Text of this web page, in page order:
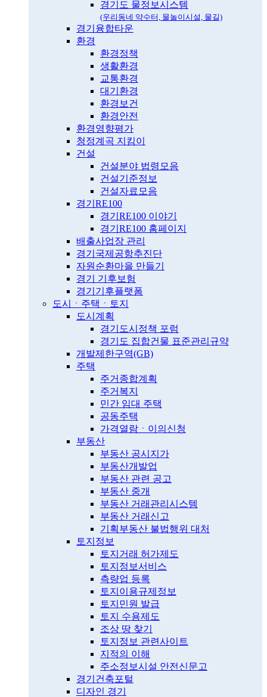
경기도 물정보시스템
(우리동네 약수터, 물놀이시설, 물길)
경기융합타운
환경
환경정책
생활환경
교통환경
대기환경
환경보건
환경안전
환경영향평가
청정계곡 지킴이
건설
건설분야 법령모음
건설기준정보
건설자료모음
경기RE100
경기RE100 이야기
경기RE100 홈페이지
배출사업장 관리
경기국제공항추진단
자원순환마을 만들기
경기 기후보험
경기기후플랫폼
도시ㆍ주택ㆍ토지
도시계획
경기도시정책 포럼
경기도 집합건물 표준관리규약
개발제한구역(GB)
주택
주거종합계획
주거복지
민간 임대 주택
공동주택
가격열람ㆍ이의신청
부동산
부동산 공시지가
부동산개발업
부동산 관련 공고
부동산 중개
부동산 거래관리시스템
부동산 거래신고
기획부동산 불법행위 대처
토지정보
토지거래 허가제도
토지정보서비스
측량업 등록
토지이용규제정보
토지민원 발급
토지 수용제도
조상 땅 찾기
토지정보 관련사이트
지적의 이해
주소정보시설 안전신문고
경기건축포털
디자인 경기